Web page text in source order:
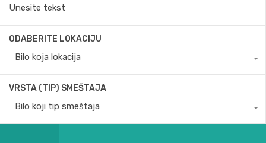
ODABERITE LOKACIJU
Bilo koja lokacija
VRSTA (TIP) SMEŠTAJA
Bilo koji tip smeštaja